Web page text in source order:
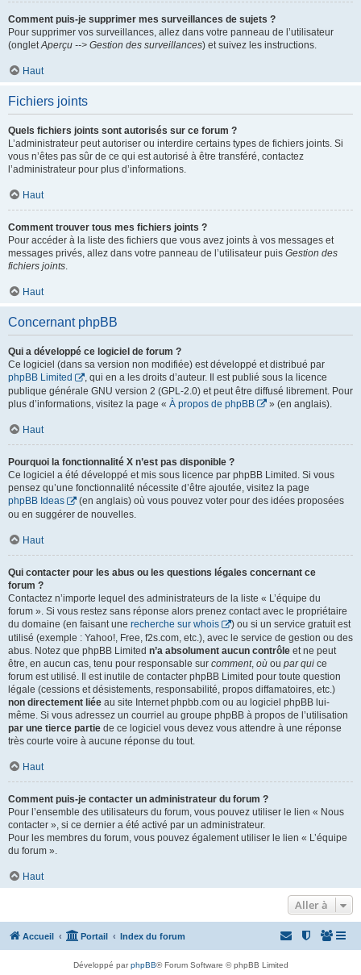
Comment puis-je supprimer mes surveillances de sujets ?
Pour supprimer vos surveillances, allez dans votre panneau de l’utilisateur
(ongletAperçu --> Gestion des surveillances) et suivez les instructions.
Haut
Fichiers joints
Quels fichiers joints sont autorisés sur ce forum ?
L’administrateur peut autoriser ou interdire certains types de fichiers joints. Si
vous n’êtes pas sûr de ce qui est autorisé à être transféré, contactez
l’administrateur pour plus d’informations.
Haut
Comment trouver tous mes fichiers joints ?
Pour accéder à la liste des fichiers que vous avez joints à vos messages et
messages privés, allez dans votre panneau de l’utilisateur puis Gestion des
fichiers joints.
Haut
Concernant phpBB
Qui a développé ce logiciel de forum ?
Ce logiciel (dans sa version non modifiée) est développé et distribué par
phpBB Limited
, qui en a les droits d’auteur. Il est publié sous la licence
publique générale GNU version 2 (GPL-2.0) et peut être diffusé librement. Pour
plus d’informations, visitez la page « À propos de phpBB » (en anglais).
Haut
Pourquoi la fonctionnalité X n’est pas disponible ?
Ce logiciel a été développé et mis sous licence par phpBB Limited. Si vous
pensez qu’une fonctionnalité nécessite d’être ajoutée, visitez la page
phpBB Ideas
(en anglais) où vous pouvez voter pour des idées proposées
ou en suggérer de nouvelles.
Haut
Qui contacter pour les abus ou les questions légales concernant ce
forum ?
Contactez n’importe lequel des administrateurs de la liste « L’équipe du
forum ». Si vous restez sans réponse alors prenez contact avec le propriétaire
du domaine (en faisant une recherche sur whois
) ou si un service gratuit est
utilisé (exemple : Yahoo!, Free, f2s.com, etc.), avec le service de gestion ou des
abus. Notez que phpBB Limited n’a absolument aucun contrôle et ne peut
être, en aucun cas, tenu pour responsable sur comment, où ou par qui ce
forum est utilisé. Il est inutile de contacter phpBB Limited pour toute question
légale (cessions et désistements, responsabilité, propos diffamatoires, etc.)
non directement liée au site Internet phpbb.com ou au logiciel phpBB lui-
même. Si vous adressez un courriel au groupe phpBB à propos de l’utilisation
par une tierce partie de ce logiciel vous devez vous attendre à une réponse
très courte voire à aucune réponse du tout.
Haut
Comment puis-je contacter un administrateur du forum ?
Pour l’ensemble des utilisateurs du forum, vous pouvez utiliser le lien « Nous
contacter », si ce dernier a été activé par un administrateur.
Pour les membres du forum, vous pouvez également utiliser le lien « L’équipe
du forum ».
Haut
Aller à
Accueil Portail Index du forum
Développé parphpBB® Forum Software © phpBB Limited